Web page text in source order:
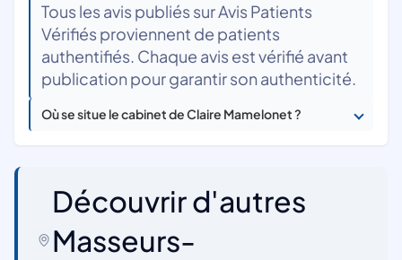
Tous les avis publiés sur Avis Patients
Vérifiés proviennent de patients
authentifiés. Chaque avis est vérifié avant
publication pour garantir son authenticité.
Où se situe le cabinet de Claire Mamelonet ?
Découvrir d'autres
Masseurs-